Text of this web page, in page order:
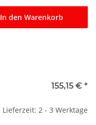
In den Warenkorb
155,15 € *
Lieferzeit: 2 - 3 Werktage